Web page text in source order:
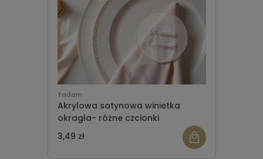
Tadam
Akrylowa satynowa winietka
okragła- różne czcionki
3,49 zł